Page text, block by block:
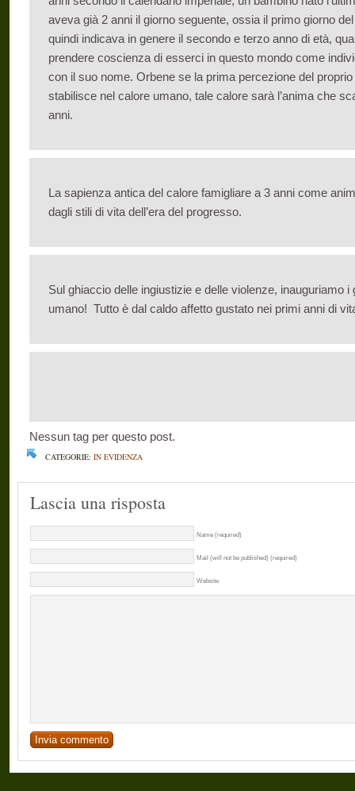
aveva già 2 anni il giorno seguente, ossia il primo giorno
quindi indicava in genere il secondo e terzo anno di età,
prendere coscienza di esserci in questo mondo come
con il suo nome. Orbene se la prima percezione del
stabilisce nel calore umano, tale calore sarà l’anima che
anni.
La sapienza antica del calore famigliare a 3 anni come
dagli stili di vita dell’era del progresso.
Sul ghiaccio delle ingiustizie e delle violenze, inauguriamo
umano! Tutto è dal caldo affetto gustato nei primi anni di
Nessun tag per questo post.
CATEGORIE: IN EVIDENZA
Lascia una risposta
Name (required)
Mail (will not be published) (required)
Website